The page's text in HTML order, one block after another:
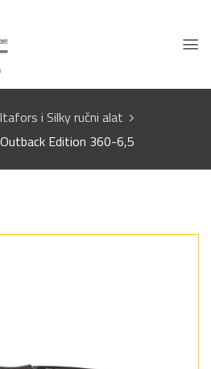
i Silky ručni alat
Edition 360-6,5